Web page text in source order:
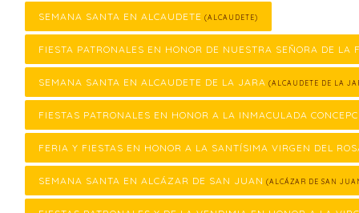
SEMANA SANTA EN ALCAUDETE (ALCAUDETE)
FIESTA PATRONALES EN HONOR DE NUESTRA SEÑORA DE LA
SEMANA SANTA EN ALCAUDETE DE LA JARA (ALCAUDETE DE LA
FIESTAS PATRONALES EN HONOR A LA INMACULADA
FERIA Y FIESTAS EN HONOR A LA SANTÍSIMA VIRGEN DEL
SEMANA SANTA EN ALCÁZAR DE SAN JUAN (ALCÁZAR DE SAN